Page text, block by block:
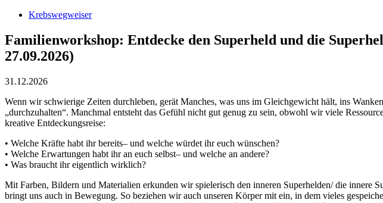
Krebswegweiser
Familienworkshop: Entdecke den Superheld und die
27.09.2026)
31.12.2026
Wenn wir schwierige Zeiten durchleben, gerät Manches, was uns im Gleichgewicht hält, ins
„durchzuhalten“. Manchmal entsteht das Gefühl nicht gut genug zu sein, obwohl wir viele
kreative Entdeckungsreise:
• Welche Kräfte habt ihr bereits– und welche würdet ihr euch wünschen?
• Welche Erwartungen habt ihr an euch selbst– und welche an andere?
• Was braucht ihr eigentlich wirklich?
Mit Farben, Bildern und Materialien erkunden wir spielerisch den inneren Superhelden/ die innere
bringt uns auch in Bewegung. So beziehen wir auch unseren Körper mit ein, in dem vieles